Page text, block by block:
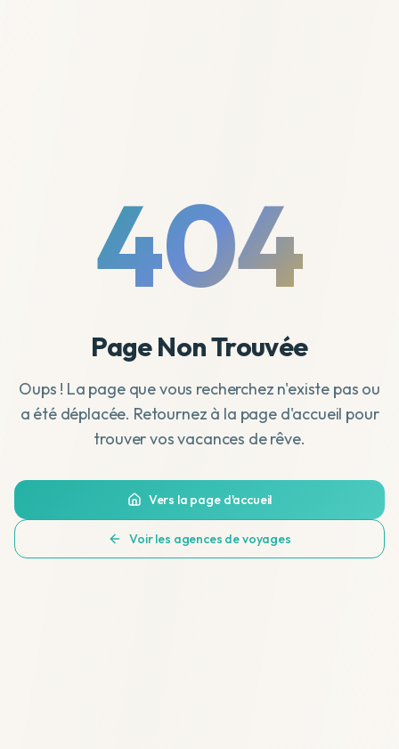
404
Page Non Trouvée
Oups ! La page que vous recherchez n'existe pas ou
a été déplacée. Retournez à la page d'accueil pour
trouver vos vacances de rêve.
Vers la page d'accueil
Voir les agences de voyages